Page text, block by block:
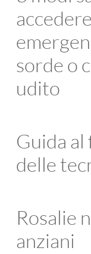
sorde o
udito
Guida
delle
Rosalie
anziani